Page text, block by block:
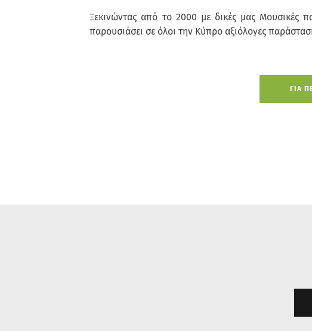
Ξεκινώντας από το 2000 με δικές μας Μουσικές
παρουσιάσει σε όλοι την Κύπρο αξιόλογες
ΓΙΑ